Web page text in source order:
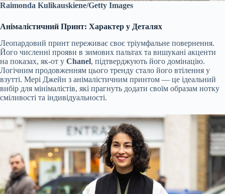
Raimonda Kulikauskiene/Getty Images
Анімалістичний Принт: Характер у Деталях
Леопардовий принт переживає своє тріумфальне повернення.
Його численні прояви в зимових пальтах та вишукані акценти
на показах, як-от у Chanel, підтверджують його домінацію.
Логічним продовженням цього тренду стало його втілення у
взутті. Мері Джейн з анімалістичним принтом — це ідеальний
вибір для мінімалістів, які прагнуть додати своїм образам нотку
сміливості та індивідуальності.